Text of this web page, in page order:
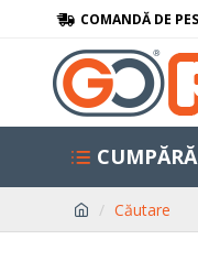
COMANDĂ DE
Căutare